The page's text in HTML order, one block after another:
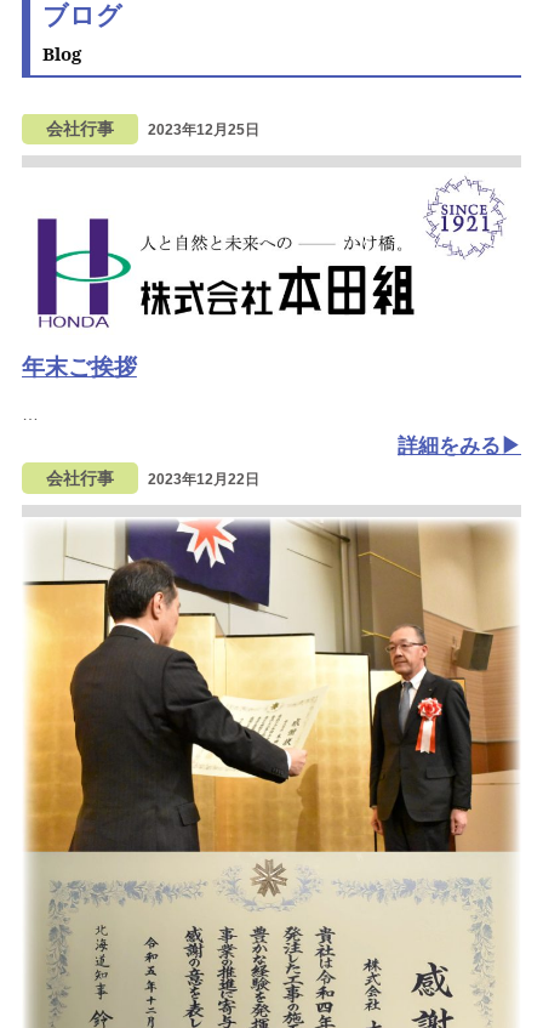
ブログ
Blog
会社行事 2023年12月25日
年末ご挨拶
詳細をみる
会社行事 2023年12月22日